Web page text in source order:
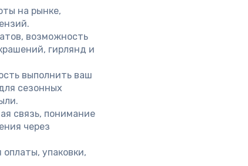
на рынке,
возможность
гирлянд и
выполнить ваш
сезонных
связь, понимание
через
упаковки,